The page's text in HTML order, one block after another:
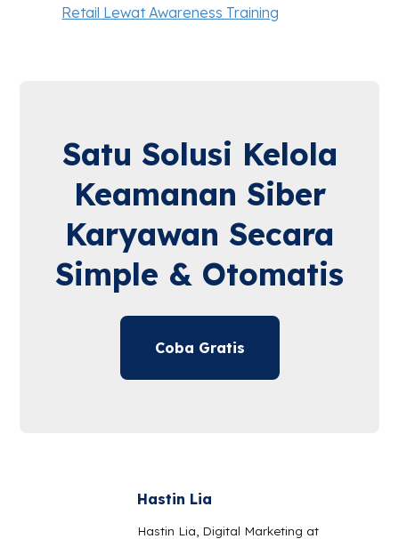
Retail Lewat Awareness Training
Satu Solusi Kelola
Keamanan Siber
Karyawan Secara
Simple & Otomatis
Coba Gratis
Hastin Lia
Hastin Lia, Digital Marketing at